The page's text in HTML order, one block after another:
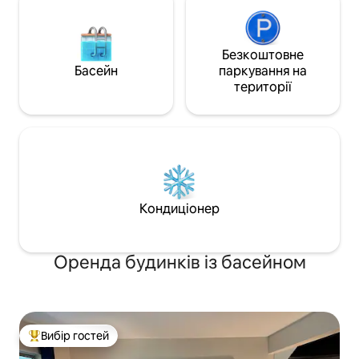
Басейн
Безкоштовне
паркування на
території
Кондиціонер
Оренда будинків із басейном
Топ вибір гостей
Вибір гостей